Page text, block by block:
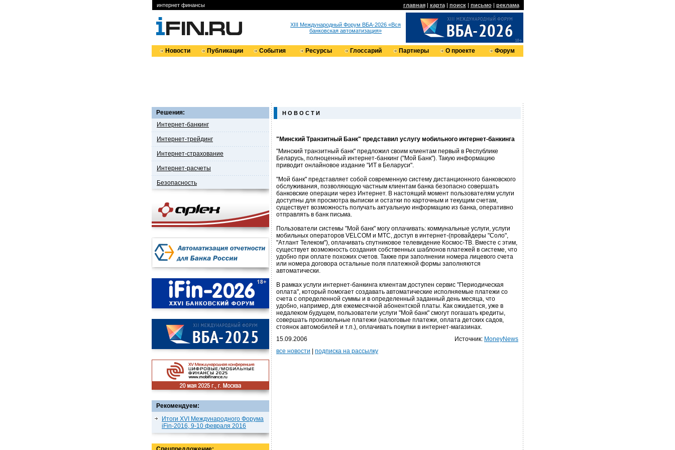
интернет финансы главная| карта| поиск| письмо| реклама
XIII Международный Форум ВБА-2026 «Вся
банковская автоматизация»
Новости Публикации События Ресурсы Глоссарий Партнеры О проекте Форум
Решения:
Интернет-банкинг
Интернет-трейдинг
Интернет-страхование
Интернет-расчеты
Безопасность
Рекомендуем:
Итоги XVI Международного Форума
iFin-2016, 9-10 февраля 2016
Н О В О С Т И
"Минский Транзитный Банк" представил услугу мобильного интернет-банкинга
"Минский транзитный банк" предложил своим клиентам первый в Республике
Беларусь, полноценный интернет-банкинг ("Мой Банк"). Такую информацию
приводит онлайновое издание "ИТ в Беларуси".
"Мой банк" представляет собой современную систему дистанционного банковского
обслуживания, позволяющую частным клиентам банка безопасно совершать
банковские операции через Интернет. В настоящий момент пользователям услуги
доступны для просмотра выписки и остатки по карточным и текущим счетам,
существует возможность получать актуальную информацию из банка, оперативно
отправлять в банк письма.
Пользователи системы "Мой банк" могу оплачивать: коммунальные услуги, услуги
мобильных операторов VELCOM и МТС, доступ в интернет-(провайдеры "Соло",
"Атлант Телеком"), оплачивать спутниковое телевидение Космос-ТВ. Вместе с этим,
существует возможность создания собственных шаблонов платежей в системе, что
удобно при оплате похожих счетов. Также при заполнении номера лицевого счета
или номера договора остальные поля платежной формы заполняются
автоматически.
В рамках услуги интернет-банкинга клиентам доступен сервис "Периодическая
оплата", который помогает создавать автоматические исполняемые платежи со
счета с определенной суммы и в определенный заданный день месяца, что
удобно, например, для ежемесячной абонентской платы. Как ожидается, уже в
недалеком будущем, пользователи услуги "Мой банк" смогут погашать кредиты,
совершать произвольные платежи (налоговые платежи, оплата детских садов,
стоянок автомобилей и т.п.), оплачивать покупки в интернет-магазинах.
15.09.2006
Источник: MoneyNews
все новости
подписка на рассылку